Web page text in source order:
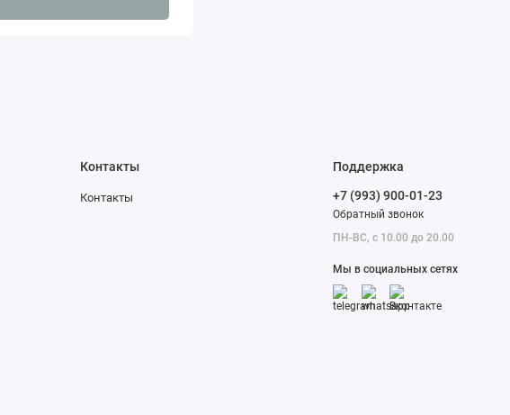
Контакты
Контакты
Поддержка
+7 (993) 900-01-23
Обратный звонок
ПН-ВС, с 10.00 до 20.00
Мы в социальных сетях